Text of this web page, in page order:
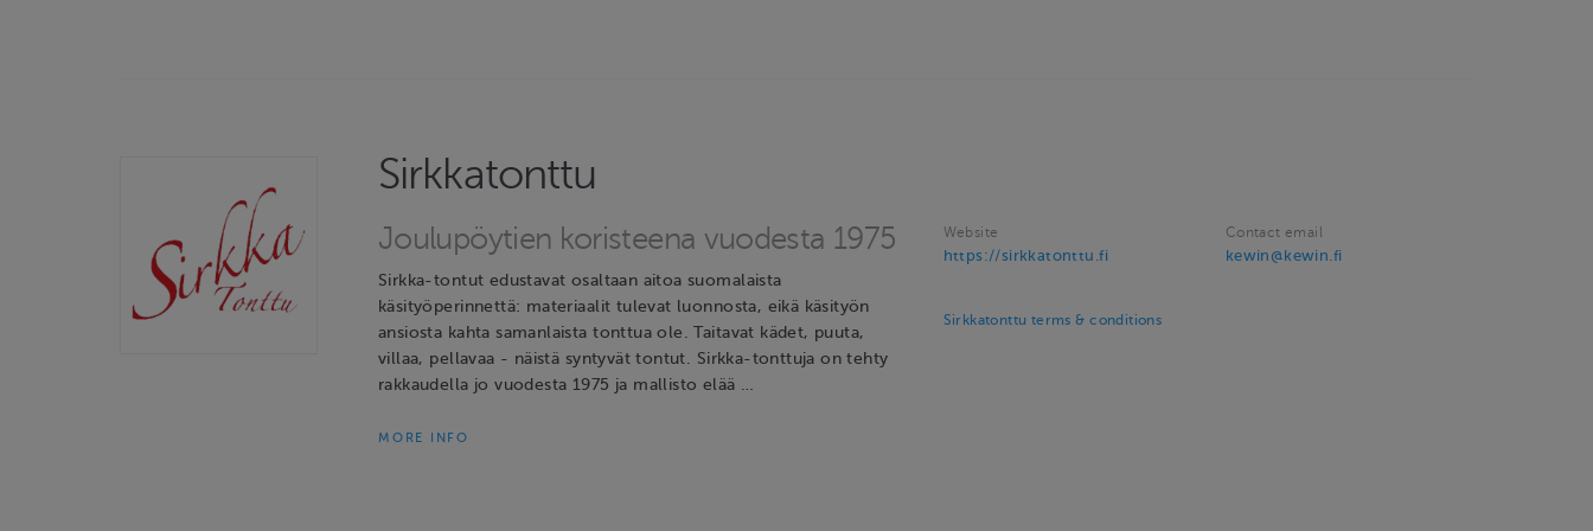
Sirkkatonttu
Joulupöytien koristeena vuodesta 1975
Sirkka-tontut edustavat osaltaan aitoa suomalaista
käsityöperinnettä: materiaalit tulevat luonnosta, eikä käsityön
ansiosta kahta samanlaista tonttua ole. Taitavat kädet, puuta,
villaa, pellavaa - näistä syntyvät tontut. Sirkka-tonttuja on tehty
rakkaudella jo vuodesta 1975 ja mallisto elää …
MORE INFO
Website
https://sirkkatonttu.fi
Contact email
kewin@kewin.fi
Sirkkatonttu terms & conditions